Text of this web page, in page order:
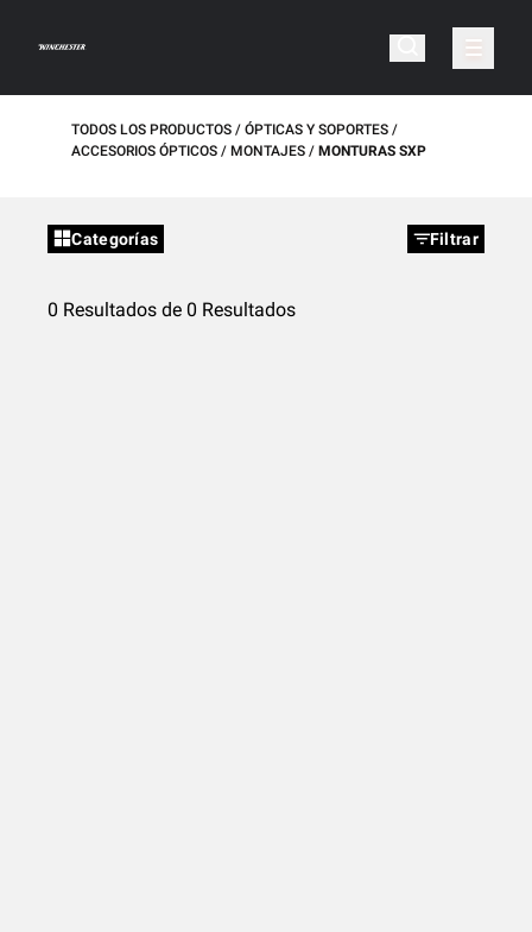
TODOS LOS PRODUCTOS
ÓPTICAS Y SOPORTES
ACCESORIOS ÓPTICOS
MONTAJES MONTURAS SXP
Categorías Filtrar
0 Resultados de 0 Resultados